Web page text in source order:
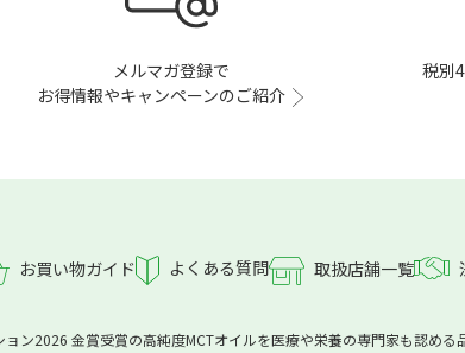
メルマガ登録で
お得情報やキャンペーンのご紹介
税別
お買い物ガイド よくある質問 取扱店舗一覧
ン2026 金賞受賞の高純度MCTオイルを医療や栄養の専門家も認め